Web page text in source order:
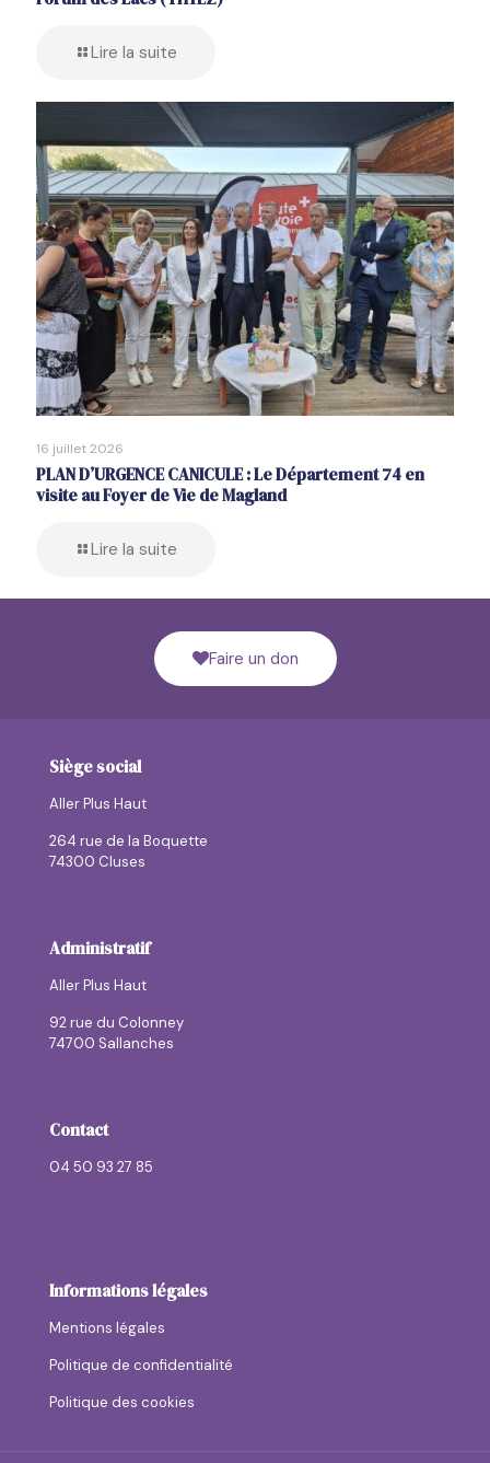
Lire la suite
16 juillet 2026
PLAN D’URGENCE CANICULE : Le Département 74 en
visite au Foyer de Vie de Magland
Lire la suite
Faire un don
Siège social
Aller Plus Haut
264 rue de la Boquette
74300 Cluses
Administratif
Aller Plus Haut
92 rue du Colonney
74700 Sallanches
Contact
04 50 93 27 85
Informations légales
Mentions légales
Politique de confidentialité
Politique des cookies